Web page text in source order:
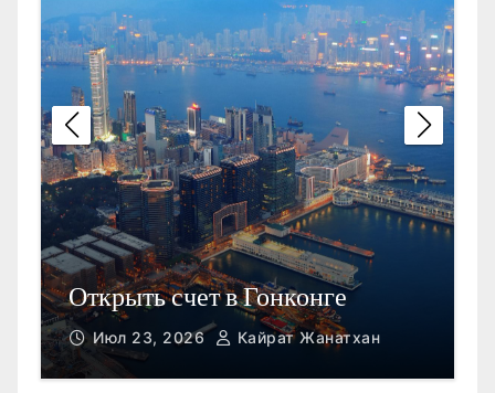
Открыть счет в Гонконге
Июл 23, 2026 Кайрат Жанатхан